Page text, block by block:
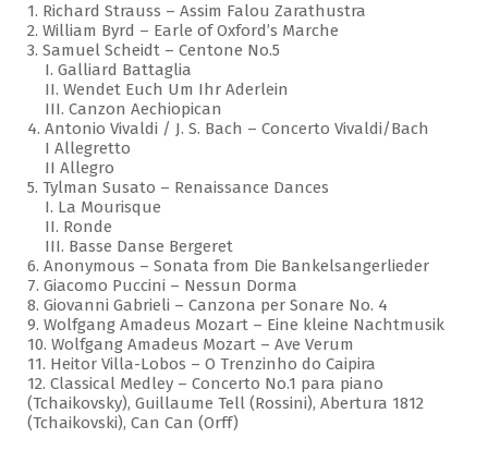
1. Richard Strauss – Assim Falou Zarathustra
2. William Byrd – Earle of Oxford’s Marche
3. Samuel Scheidt – Centone No.5
I. Galliard Battaglia
II. Wendet Euch Um Ihr Aderlein
III. Canzon Aechiopican
4. Antonio Vivaldi / J. S. Bach – Concerto Vivaldi/Bach
I Allegretto
II Allegro
5. Tylman Susato – Renaissance Dances
I. La Mourisque
II. Ronde
III. Basse Danse Bergeret
6. Anonymous – Sonata from Die Bankelsangerlieder
7. Giacomo Puccini – Nessun Dorma
8. Giovanni Gabrieli – Canzona per Sonare No. 4
9. Wolfgang Amadeus Mozart – Eine kleine Nachtmusik
10. Wolfgang Amadeus Mozart – Ave Verum
11. Heitor Villa-Lobos – O Trenzinho do Caipira
12. Classical Medley – Concerto No.1 para piano
(Tchaikovsky), Guillaume Tell (Rossini), Abertura 1812
(Tchaikovski), Can Can (Orff)